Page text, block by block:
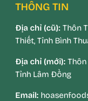
THÔNG TIN
Địa chỉ (cũ): Thôn
Thiết, Tỉnh Bình
Địa chỉ (mới): Thôn
Tỉnh Lâm Đồng
Email: